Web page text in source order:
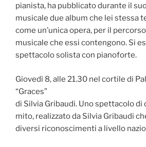
pianista, ha pubblicato durante il
musicale due album che lei stessa
come un’unica opera, per il
musicale che essi contengono. Si
spettacolo solista con pianoforte.
Giovedì 8, alle 21.30 nel cortile di
“Graces”
di Silvia Gribaudi. Uno spettacolo di
mito, realizzato da Silvia Gribaudi
diversi riconoscimenti a livello